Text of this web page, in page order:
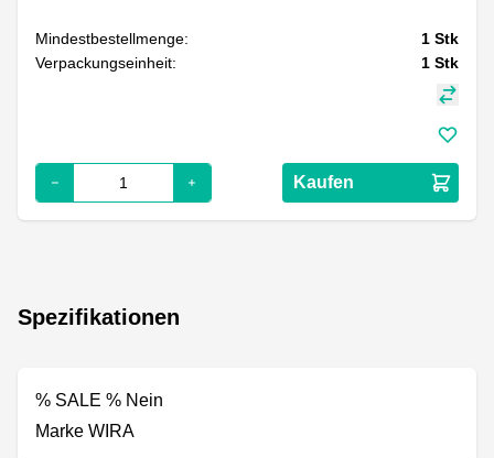
Mindestbestellmenge: 1 Stk
Verpackungseinheit:
1 Stk
Kaufen
Spezifikationen
% SALE % Nein
Marke WIRA